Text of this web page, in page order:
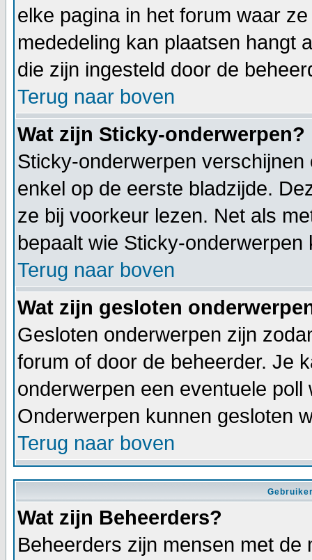
elke pagina in het forum waar
mededeling kan plaatsen hangt
die zijn ingesteld door de
Terug naar boven
Wat zijn Sticky-onderwerpen?
Sticky-onderwerpen
enkel op de eerste bladzijde.
ze bij voorkeur lezen. Net als
bepaalt wie Sticky-
Terug naar boven
Wat zijn gesloten
Gesloten onderwerpen zijn
forum of door de beheerder. Je
onderwerpen een eventuele
Onderwerpen kunnen gesloten
Terug naar boven
Wat zijn Beheerders?
Beheerders zijn mensen met